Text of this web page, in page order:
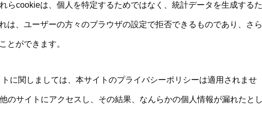
らcookieは、個人を特定するためではなく、統計データを生成するた
は、ユーザーの方々のブラウザの設定で拒否できるものであり、さら
とができます。
に関しましては、本サイトのプライバシーポリシーは適用されませ
のサイトにアクセスし、その結果、なんらかの個人情報が漏れたとし